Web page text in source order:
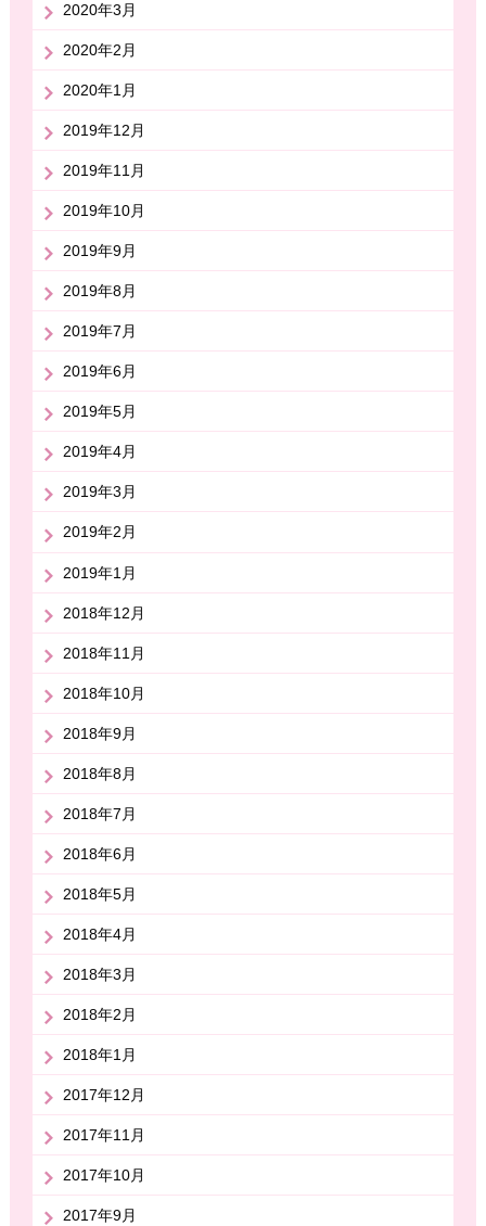
2020年3月
2020年2月
2020年1月
2019年12月
2019年11月
2019年10月
2019年9月
2019年8月
2019年7月
2019年6月
2019年5月
2019年4月
2019年3月
2019年2月
2019年1月
2018年12月
2018年11月
2018年10月
2018年9月
2018年8月
2018年7月
2018年6月
2018年5月
2018年4月
2018年3月
2018年2月
2018年1月
2017年12月
2017年11月
2017年10月
2017年9月